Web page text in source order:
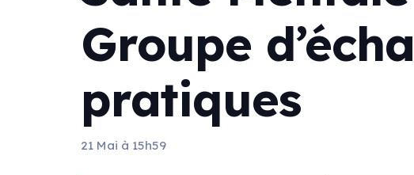
Groupe
pratiques
21 Mai à 15h59